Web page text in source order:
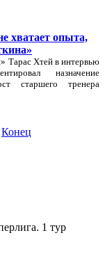
хватает опыта,
Тарас Хтей в интервью
назначение
старшего тренера
Конец
1 тур